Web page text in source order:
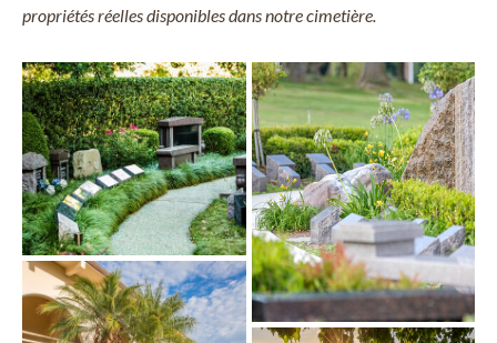
propriétés réelles disponibles dans notre cimetière.